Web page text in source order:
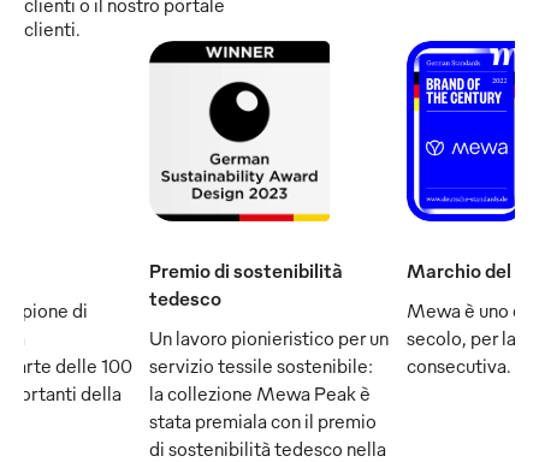
clienti.
di
fa
delle 100
della
Premio di sostenibilità
tedesco
Un lavoro pionieristico per un
servizio tessile sostenibile:
la collezione Mewa Peak è
stata premiala con il premio
di sostenibilità tedesco nella
Marchio del
Mewa è uno
secolo, per la
consecutiva.